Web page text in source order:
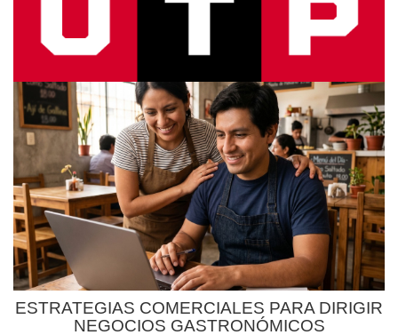
ESTRATEGIAS COMERCIALES PARA DIRIGIR
NEGOCIOS GASTRONÓMICOS